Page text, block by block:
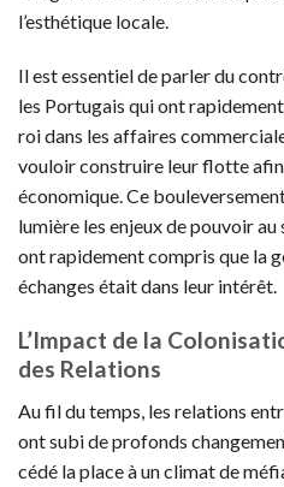
l’esthétique locale.
Il est essentiel de parler du
les Portugais qui ont
roi dans les affaires
vouloir construire leur flotte
économique. Ce
lumière les enjeux de pouvoir au
ont rapidement compris que la
échanges était dans leur intérêt.
L’Impact de la
des Relations
Au fil du temps, les relations
ont subi de profonds
cédé la place à un climat de